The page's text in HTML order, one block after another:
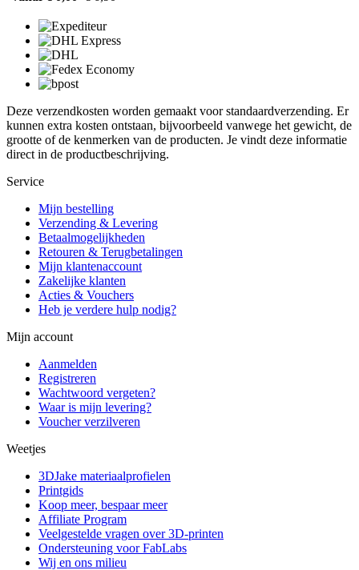
Deze verzendkosten worden gemaakt voor standaardverzending. Er
kunnen extra kosten ontstaan, bijvoorbeeld vanwege het gewicht, de
grootte of de kenmerken van de producten. Je vindt deze informatie
direct in de productbeschrijving.
Service
Mijn bestelling
Verzending & Levering
Betaalmogelijkheden
Retouren & Terugbetalingen
Mijn klantenaccount
Zakelijke klanten
Acties & Vouchers
Heb je verdere hulp nodig?
Mijn account
Aanmelden
Registreren
Wachtwoord vergeten?
Waar is mijn levering?
Voucher verzilveren
Weetjes
3DJake materiaalprofielen
Printgids
Koop meer, bespaar meer
Affiliate Program
Veelgestelde vragen over 3D-printen
Ondersteuning voor FabLabs
Wij en ons milieu